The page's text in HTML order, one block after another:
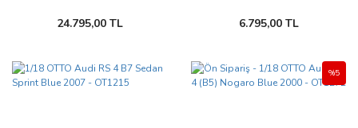
24.795,00 TL 6.795,00 TL
%5